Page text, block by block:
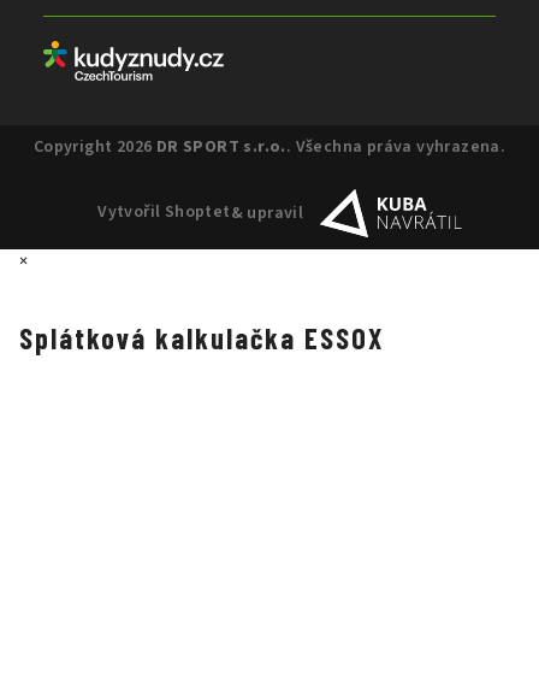
Copyright 2026 DR SPORT s.r.o.. Všechna práva vyhrazena.
Vytvořil Shoptet& upravil
×
Splátková kalkulačka ESSOX